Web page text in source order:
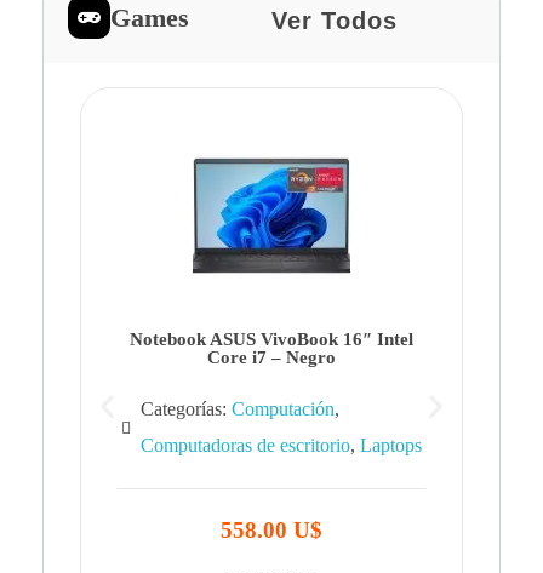
Games Ver Todos
Notebook ASUS VivoBook 16″ Intel
Core i7 – Negro
Categorías: Computación,
Computadoras de escritorio, Laptops
558.00 U$